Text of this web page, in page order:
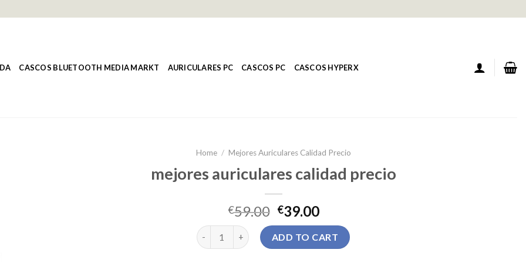
CASCOS BLUETOOTH MEDIA MARKT AURICULARES PC CASCOS PC CASCOS HYPERX
Home / Mejores Auriculares Calidad Precio
mejores auriculares calidad precio
€59.00 €39.00
mejores auriculares calidad precio quantity
ADD TO CART